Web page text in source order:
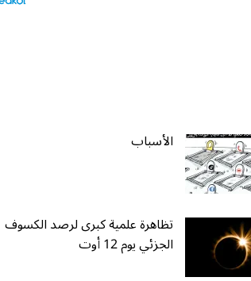
الأسباب
تظاهرة علمية كبرى لرصد الكسوف
الجزئي يوم 12 أوت